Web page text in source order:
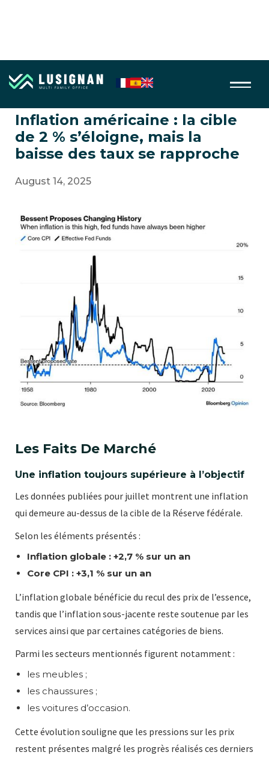
Macro économie
Inflation américaine : la cible
de 2 % s’éloigne, mais la
baisse des taux se rapproche
August 14, 2025
Les Faits De Marché
Une inflation toujours supérieure à l’objectif
Les données publiées pour juillet montrent une inflation
qui demeure au-dessus de la cible de la Réserve fédérale.
Selon les éléments présentés :
Inflation globale : +2,7 % sur un an
Core CPI : +3,1 % sur un an
L’inflation globale bénéficie du recul des prix de l’essence,
tandis que l’inflation sous-jacente reste soutenue par les
services ainsi que par certaines catégories de biens.
Parmi les secteurs mentionnés figurent notamment :
les meubles ;
les chaussures ;
les voitures d’occasion.
Cette évolution souligne que les pressions sur les prix
restent présentes malgré les progrès réalisés ces derniers